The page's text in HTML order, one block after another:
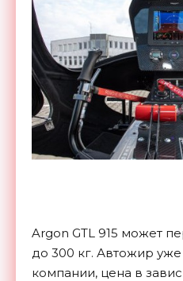
Argon GTL 915 может
до 300 кг. Автожир
компании, цена в